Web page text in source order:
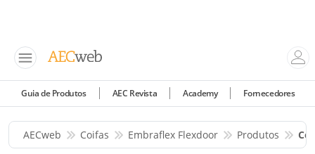
Guia de Produtos AEC Revista Academy Fornecedores
AECweb Coifas Embraflex Flexdoor Produtos